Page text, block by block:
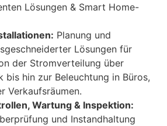
Lösungen & Smart Home-
Planung und
Lösungen für
der Stromverteilung über
bis hin zur Beleuchtung in Büros,
Verkaufsräumen.
Wartung & Inspektion:
und Instandhaltung